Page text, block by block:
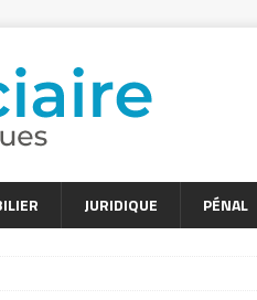
JURIDIQUE PÉNAL